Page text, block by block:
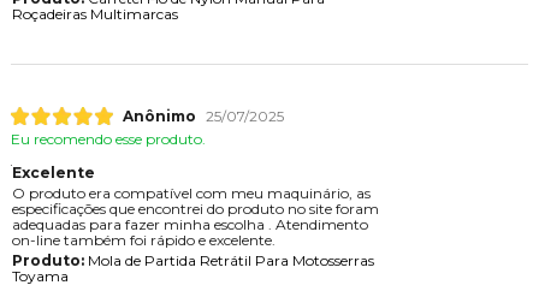
Roçadeiras Multimarcas
Anônimo 25/07/2025
Eu recomendo esse produto.
Excelente
O produto era compatível com meu maquinário, as
especificações que encontrei do produto no site foram
adequadas para fazer minha escolha . Atendimento
on-line também foi rápido e excelente.
Produto:Mola de Partida Retrátil Para Motosserras
Toyama